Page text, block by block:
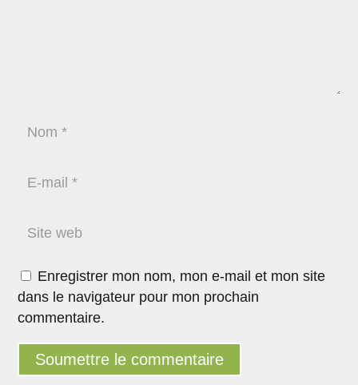
Enregistrer mon nom, mon e-mail et mon site
dans le navigateur pour mon prochain
commentaire.
Soumettre le commentaire